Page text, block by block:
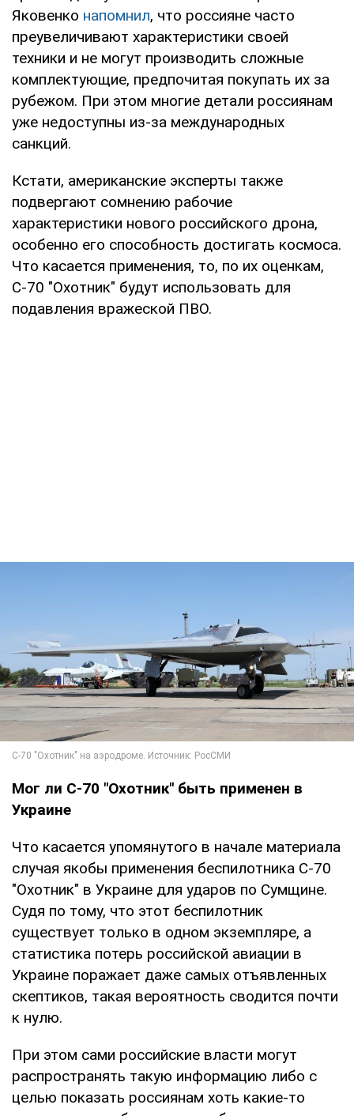
Яковенко напомнил, что россияне часто
преувеличивают характеристики своей
техники и не могут производить сложные
комплектующие, предпочитая покупать их за
рубежом. При этом многие детали россиянам
уже недоступны из-за международных
санкций.
Кстати, американские эксперты также
подвергают сомнению рабочие
характеристики нового российского дрона,
особенно его способность достигать космоса.
Что касается применения, то, по их оценкам,
С-70 "Охотник" будут использовать для
подавления вражеской ПВО.
Мог ли С-70 "Охотник" быть применен в
Украине
Что касается упомянутого в начале материала
случая якобы применения беспилотника С-70
"Охотник" в Украине для ударов по Сумщине.
Судя по тому, что этот беспилотник
существует только в одном экземпляре, а
статистика потерь российской авиации в
Украине поражает даже самых отъявленных
скептиков, такая вероятность сводится почти
к нулю.
При этом сами российские власти могут
распространять такую информацию либо с
целью показать россиянам хоть какие-то